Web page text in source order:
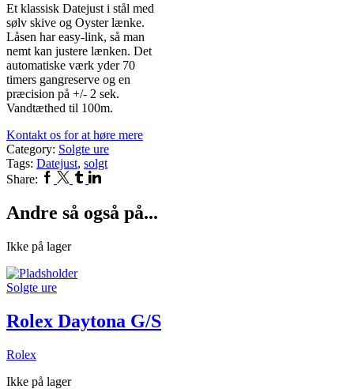
Et klassisk Datejust i stål med
sølv skive og Oyster lænke.
Låsen har easy-link, så man
nemt kan justere lænken. Det
automatiske værk yder 70
timers gangreserve og en
præcision på +/- 2 sek.
Vandtæthed til 100m.
Kontakt os for at høre mere
Category: Solgte ure
Tags: Datejust, solgt
Share: Facebook
Twitter
TumblrLinkedin
Andre så også på...
Ikke på lager
Solgte ure
Rolex Daytona G/S
Rolex
Ikke på lager